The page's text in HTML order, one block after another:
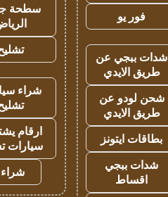
فور يو
شدات ببجي عن
طريق الايدي
شحن لودو عن
طريق الايدي
بطاقات ايتونز
شدات ببجي
اقساط
سطحة
شراء
ارقام
سيارات